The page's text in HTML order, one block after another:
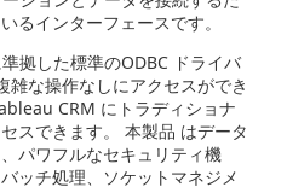
るインターフェースです。
拠した標準のODBC ドライバ
な操作なしにアクセスができ
CRM にトラディショナ
スできます。 本製品 はデータ
パワフルなセキュリティ機
ッチ処理、ソケットマネジメ